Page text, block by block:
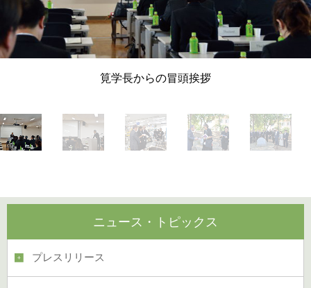
筧学長からの冒頭挨拶
ニュース・トピックス
プレスリリース